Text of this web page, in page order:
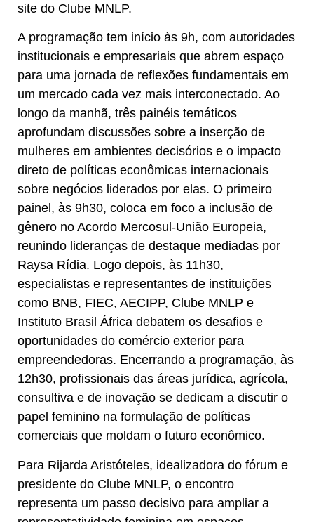
site do Clube MNLP.
A programação tem início às 9h, com autoridades
institucionais e empresariais que abrem espaço
para uma jornada de reflexões fundamentais em
um mercado cada vez mais interconectado. Ao
longo da manhã, três painéis temáticos
aprofundam discussões sobre a inserção de
mulheres em ambientes decisórios e o impacto
direto de políticas econômicas internacionais
sobre negócios liderados por elas. O primeiro
painel, às 9h30, coloca em foco a inclusão de
gênero no Acordo Mercosul-União Europeia,
reunindo lideranças de destaque mediadas por
Raysa Rídia. Logo depois, às 11h30,
especialistas e representantes de instituições
como BNB, FIEC, AECIPP, Clube MNLP e
Instituto Brasil África debatem os desafios e
oportunidades do comércio exterior para
empreendedoras. Encerrando a programação, às
12h30, profissionais das áreas jurídica, agrícola,
consultiva e de inovação se dedicam a discutir o
papel feminino na formulação de políticas
comerciais que moldam o futuro econômico.
Para Rijarda Aristóteles, idealizadora do fórum e
presidente do Clube MNLP, o encontro
representa um passo decisivo para ampliar a